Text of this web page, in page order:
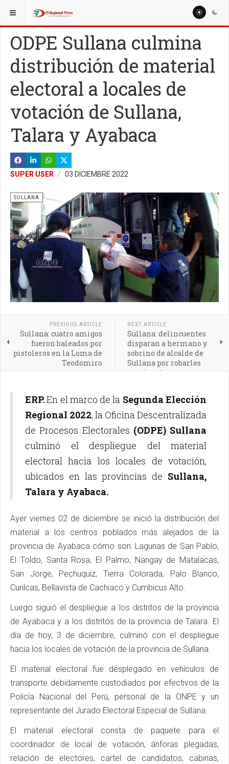
ESTÁ AQUÍ: LOCALES
ODPE Sullana culmina
distribución de material
electoral a locales de
votación de Sullana,
Talara y Ayabaca
SUPER USER 03 DICIEMBRE 2022
SULLANA
PREVIOUS ARTICLE
Sullana: cuatro amigos
fueron baleados por
pistoleros en la Loma de
Teodomiro
NEXT ARTICLE
Sullana: delincuentes
disparan a hermano y
sobrino de alcalde de
Sullana por robarles
camioneta
ERP.En el marco de la Segunda Elección
Regional 2022, la Oficina Descentralizada
de Procesos Electorales (ODPE) Sullana
culminó el despliegue del material
electoral hacia los locales de votación,
ubicados en las provincias de Sullana,
Talara y Ayabaca.
Ayer viernes 02 de diciembre se inició la distribución del
material a los centros poblados más alejados de la
provincia de Ayabaca cómo son: Lagunas de San Pablo,
El Toldo, Santa Rosa, El Palmo, Nangay de Matalacas,
San Jorge, Pechuquiz, Tierra Colorada, Palo Blanco,
Curilcas, Bellavista de Cachiaco y Cumbicus Alto.
Luego siguió el despliegue a los distritos de la provincia
de Ayabaca y a los distritos de la provincia de Talara. El
día de hoy, 3 de diciembre, culminó con el despliegue
hacia los locales de votación de la provincia de Sullana.
El material electoral fue desplegado en vehículos de
transporte debidamente custodiados por efectivos de la
Policía Nacional del Perú, personal de la ONPE y un
representante del Jurado Electoral Especial de Sullana.
El material electoral consta de paquete para el
coordinador de local de votación, ánforas plegadas,
relación de electores, cartel de candidatos, cabinas,